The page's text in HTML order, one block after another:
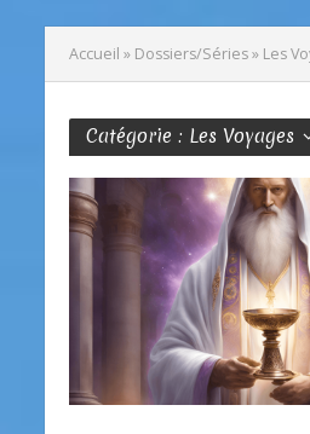
Accueil » Dossiers/Séries» Les
Catégorie : Les Voyages